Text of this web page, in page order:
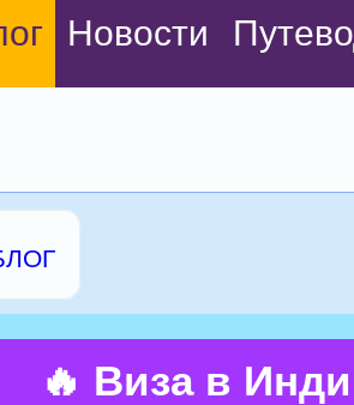
Новости
🔥 Виза в